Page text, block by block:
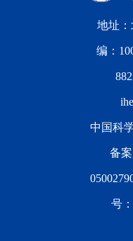
地址：
编：
中国科
备案
号：